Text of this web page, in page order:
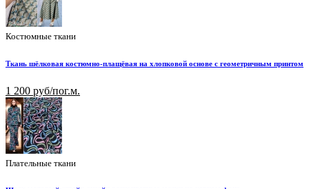
Костюмные ткани
Ткань шёлковая костюмно-плащёвая на хлопковой основе с геометричным принтом
1 200 руб/пог.м.
Плательные ткани